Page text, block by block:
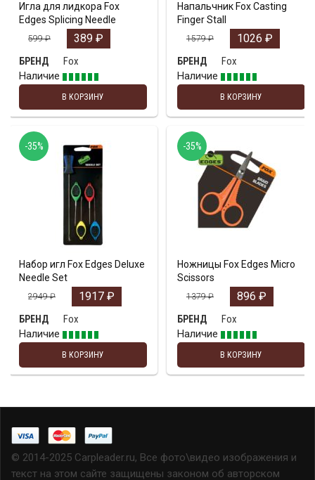
Игла для лидкора Fox
Edges Splicing Needle
599₽ 389 ₽
БРЕНД
Fox
Наличие
В КОРЗИНУ
Напальчник Fox Casting
Finger Stall
1579₽ 1026 ₽
БРЕНД
Fox
Наличие
В КОРЗИНУ
Набор игл Fox Edges Deluxe
Needle Set
2949₽ 1917 ₽
БРЕНД
Fox
Наличие
В КОРЗИНУ
-35%
Ножницы Fox Edges Micro
Scissors
1379₽ 896 ₽
БРЕНД
Fox
Наличие
В КОРЗИНУ
-35%
© 2014-2025 Carpleader.ru, Все фото\видео изображения и
текст на этом сайте защищены законом об авторском